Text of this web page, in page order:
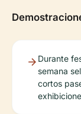
Durante
semana
cortos